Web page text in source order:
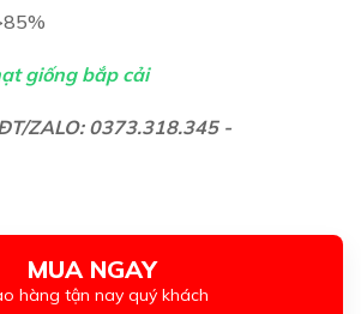
giống bắp cải
ZALO: 0373.318.345 -
MUA NGAY
hàng tận nay quý khách